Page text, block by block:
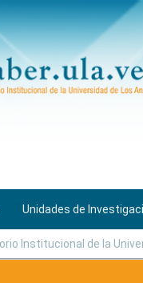
Unidades de
Institucional de la